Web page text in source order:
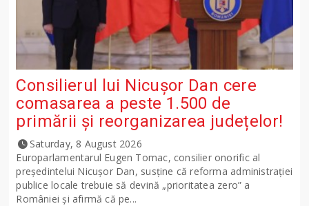
Consilierul lui Nicușor Dan cere
comasarea a peste 1.500 de
primării și reorganizarea județelor!
Saturday, 8 August 2026
Europarlamentarul Eugen Tomac, consilier onorific al
președintelui Nicușor Dan, susține că reforma administrației
publice locale trebuie să devină „prioritatea zero” a
României și afirmă că pe...